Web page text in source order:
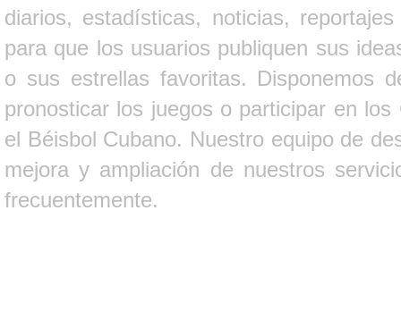
diarios, estadísticas, noticias,
para que los usuarios publiquen sus
o sus estrellas favoritas. Disponemos
pronosticar los juegos o participar en
el Béisbol Cubano. Nuestro equipo de
mejora y ampliación de nuestros
frecuentemente.